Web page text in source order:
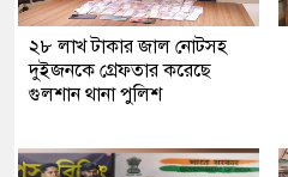
২৮ লাখ টাকার জাল নোটসহ
দুইজনকে গ্রেফতার করেছে
গুলশান থানা পুলিশ